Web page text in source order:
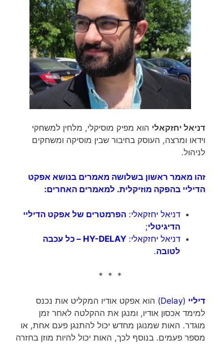
דניאל יחזקאלי הוא מפיק מוסיקלי, מלחין למשחקי
וידאו ומרצה, העוסק בחיבור שבין מוסיקה ומשחקים
לניהול.
זהו מאמר ראשון בשלושה מאמרים בנושא אפקט
הדיליי בהפקה מוזיקלית. למאמרים האחרים:
דניאל יחזקאלי: הפרמטרים של אפקט הדיליי
הדיגיטלי;
דניאל יחזקאלי:
HY-DELAY – כל עכבה
לטובה.
* * *
דיליי (Delay)
הוא אפקט אודיו המקליט אות נכנס
למימד אכסון אודיו, ומנגן את ההקלטה לאחר זמן
מוגדר. האות שמנוגן מחדש יכול להתנגן פעם אחת, או
מספר פעמים. בנוסף לכך, האות יכול להיות מוזן בחזרה